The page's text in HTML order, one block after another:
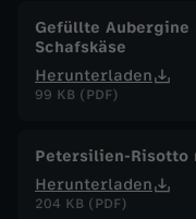
n
s
a
Gefüllte
Schafskäse
Herunterladen
99 KB (PDF)
Petersilien-Risotto
Herunterladen
204 KB (PDF)